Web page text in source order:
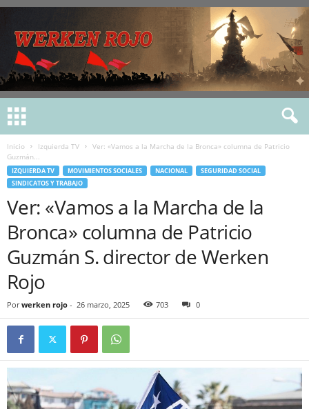
Inicio Izquierda TV
Ver: «Vamos a la Marcha de la Bronca» columna de Patricio
Guzmán...
IZQUIERDA TV MOVIMIENTOS SOCIALES NACIONAL
SEGURIDAD SOCIAL
SINDICATOS Y TRABAJO
Ver: «Vamos a la Marcha de la
Bronca» columna de Patricio
Guzmán S. director de Werken
Rojo
Por werken rojo - 26 marzo, 2025 703 0